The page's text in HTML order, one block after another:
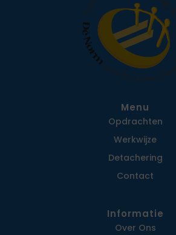
Menu
Opdrachten
Werkwijze
Detachering
Contact
Informatie
Over Ons